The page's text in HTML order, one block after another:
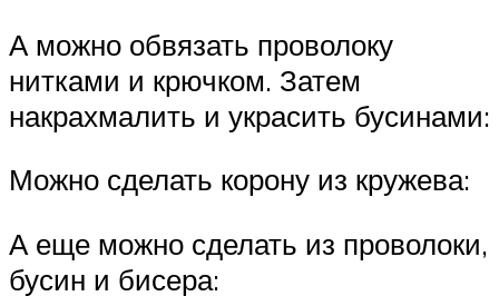
А можно обвязать проволоку
нитками и крючком. Затем
накрахмалить и украсить бусинами:
Можно сделать корону из кружева:
А еще можно сделать из проволоки,
бусин и бисера: